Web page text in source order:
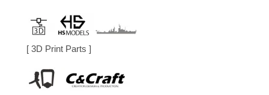
[ 3D Print Parts ]